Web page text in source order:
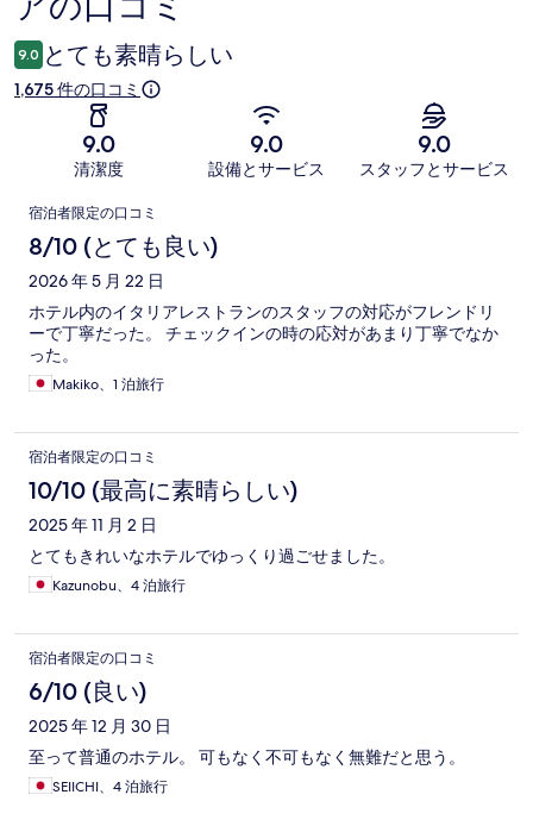
ミ
9.0 とても素晴らしい
1,675 件の口コミ
9.0
清潔度
9.0
設備とサービス
9.0
スタッフとサービス
口
コ
ミ
宿泊者限定の口コミ
8/10 (とても良い)
2026 年 5 月 22 日
ホテル内のイタリアレストランのスタッフの対応がフレンドリ
ーで丁寧だった。 チェックインの時の応対があまり丁寧でなか
った。
Makiko、1 泊旅行
宿泊者限定の口コミ
10/10 (最高に素晴らしい)
2025 年 11 月 2 日
とてもきれいなホテルでゆっくり過ごせました。
Kazunobu、4 泊旅行
宿泊者限定の口コミ
6/10 (良い)
2025 年 12 月 30 日
至って普通のホテル。 可もなく不可もなく無難だと思う。
SEIICHI、4 泊旅行